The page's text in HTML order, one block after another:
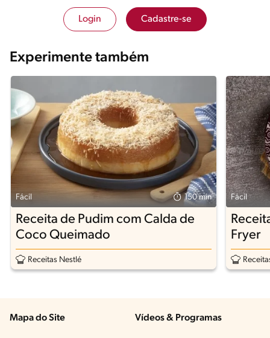
Login Cadastre-se
Experimente também
Fácil 150 min
Receita de Pudim com Calda de
Coco Queimado
Receitas Nestlé
Fácil
Fryer
Mapa do Site Vídeos & Programas​